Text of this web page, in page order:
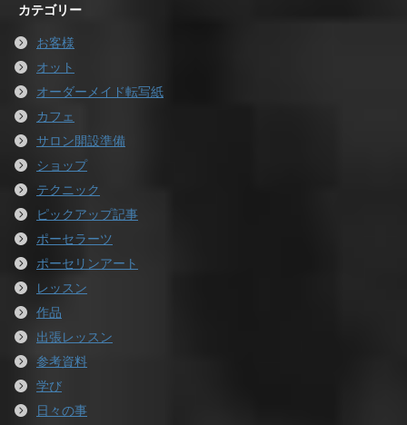
カテゴリー
お客様
オット
オーダーメイド転写紙
カフェ
サロン開設準備
ショップ
テクニック
ピックアップ記事
ポーセラーツ
ポーセリンアート
レッスン
作品
出張レッスン
参考資料
学び
日々の事